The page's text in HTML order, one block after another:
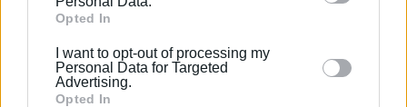
Google and its third-party tags to use your data for
section.
Opted In
I want to opt-out of processing my
Personal Data for Targeted
Advertising.
Opted In